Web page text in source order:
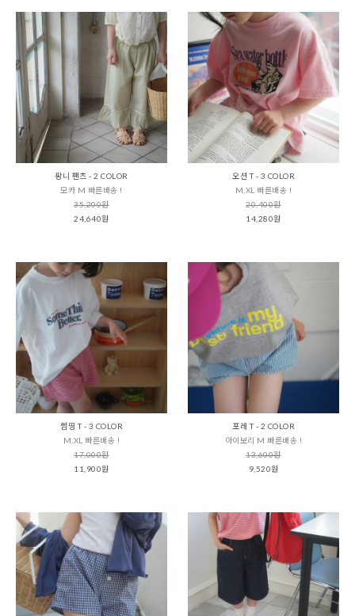
팡니 팬츠 - 2 COLOR
모카 M 빠른배송 !
35,200원
24,640원
오션 T - 3 COLOR
M,XL 빠른배송 !
20,400원
14,280원
썸띵 T - 3 COLOR
M,XL 빠른배송 !
17,000원
11,900원
포레 T - 2 COLOR
아이보리 M 빠른배송 !
13,600원
9,520원